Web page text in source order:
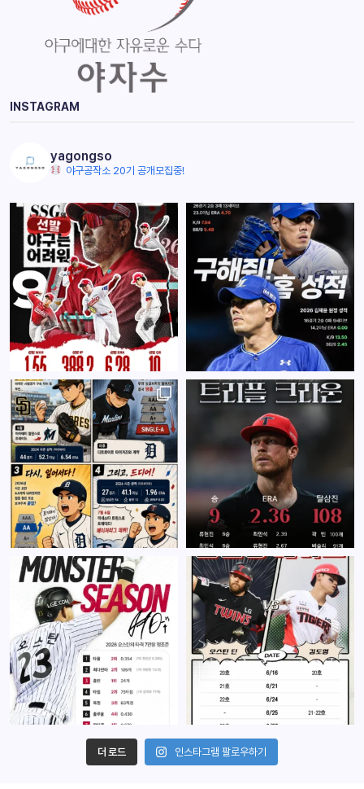
INSTAGRAM
yagongso
야구공작소 20기 공개모집중!
더 로드 인스타그램 팔로우하기